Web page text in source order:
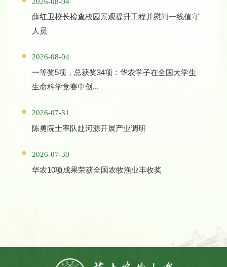
薛红卫校长检查校园景观提升工程并慰问一线值守
人员
2026-08-04
一等奖5项，总获奖34项：华农学子在全国大学生
生命科学竞赛中创...
2026-07-31
陈勇院士率队赴河源开展产业调研
2026-07-30
华农10项成果荣获全国农牧渔业丰收奖